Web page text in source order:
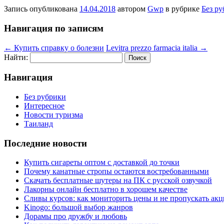
Запись опубликована 14.04.2018 автором Gwp в рубрике Без
Навигация по записям
← Купить справку о болезни Levitra prezzo farmacia italia →
Найти:
Навигация
Без рубрики
Интересное
Новости туризма
Таиланд
Последние новости
Купить сигареты оптом с доставкой до точки
Почему канатные стропы остаются востребованными
Скачать бесплатные шутеры на ПК с русской озвучкой
Лакорны онлайн бесплатно в хорошем качестве
Сливы курсов: как мониторить цены и не пропускать
Kinogo: большой выбор жанров
Дорамы про дружбу и любовь